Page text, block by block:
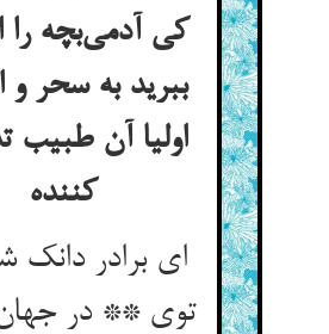
کی آدمی‌بچه را
ببرید به سحر و
اولیا آن طبیب
کننده
ای برادر دانک
توی ** در